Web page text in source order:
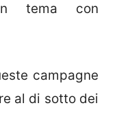
tema con
campagne
al di sotto dei